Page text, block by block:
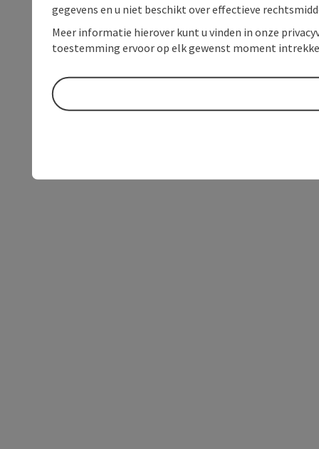
gegevens en u niet beschikt over effectieve
Meer informatie hierover kunt u vinden in onze
toestemming ervoor op elk gewenst moment